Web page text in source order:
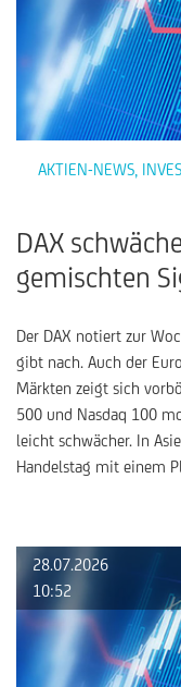
AKTIEN-NEWS,
DAX
gemischten
Der DAX notiert zur
gibt nach. Auch der
Märkten zeigt sich
500 und Nasdaq 100
leicht schwächer. In
Handelstag mit einem
28.07.2026
10:52